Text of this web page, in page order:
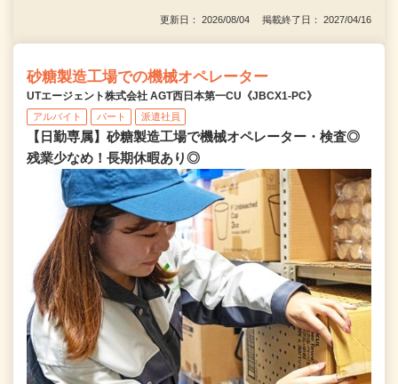
更新日： 2026/08/04 掲載終了日： 2027/04/16
砂糖製造工場での機械オペレーター
UTエージェント株式会社 AGT西日本第一CU《JBCX1-PC》
アルバイト パート 派遣社員
【日勤専属】砂糖製造工場で機械オペレーター・検査◎
残業少なめ！長期休暇あり◎